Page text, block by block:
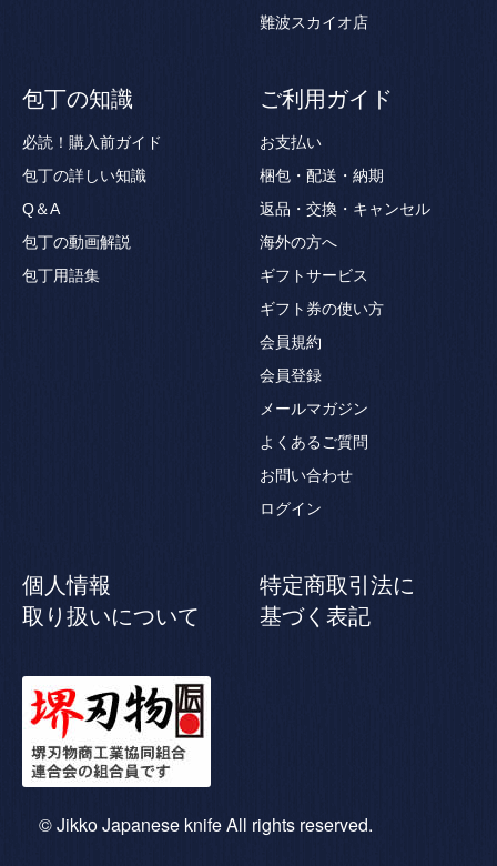
難波スカイオ店
包丁の知識
必読！購入前ガイド
包丁の詳しい知識
Q＆A
包丁の動画解説
包丁用語集
ご利用ガイド
お支払い
梱包・配送・納期
返品・交換・キャンセル
海外の方へ
ギフトサービス
ギフト券の使い方
会員規約
会員登録
メールマガジン
よくあるご質問
お問い合わせ
ログイン
個人情報
取り扱いについて
特定商取引法に
基づく表記
© Jikko Japanese knife All rights reserved.